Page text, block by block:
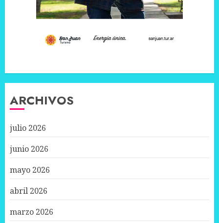
ARCHIVOS
julio 2026
junio 2026
mayo 2026
abril 2026
marzo 2026